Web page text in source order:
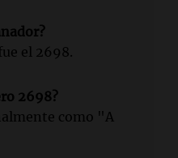
el 2698.
2698?
como "A